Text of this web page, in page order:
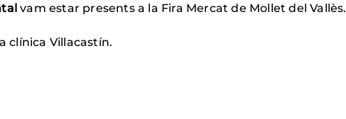
vam estar presents a la Fira Mercat de Mollet del Vallès.
clínica Villacastín.